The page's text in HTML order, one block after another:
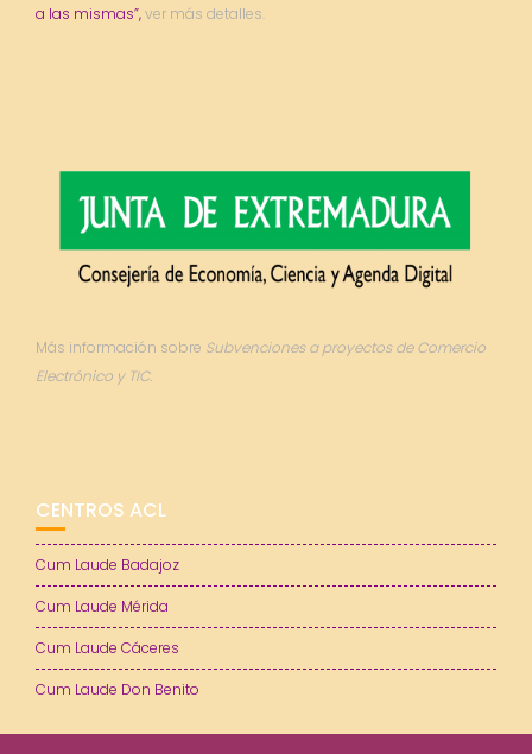
a las mismas”,ver más detalles.
Más información sobre Subvenciones a proyectos de Comercio
Electrónico y TIC.
CENTROS ACL
Cum Laude Badajoz
Cum Laude Mérida
Cum Laude Cáceres
Cum Laude Don Benito